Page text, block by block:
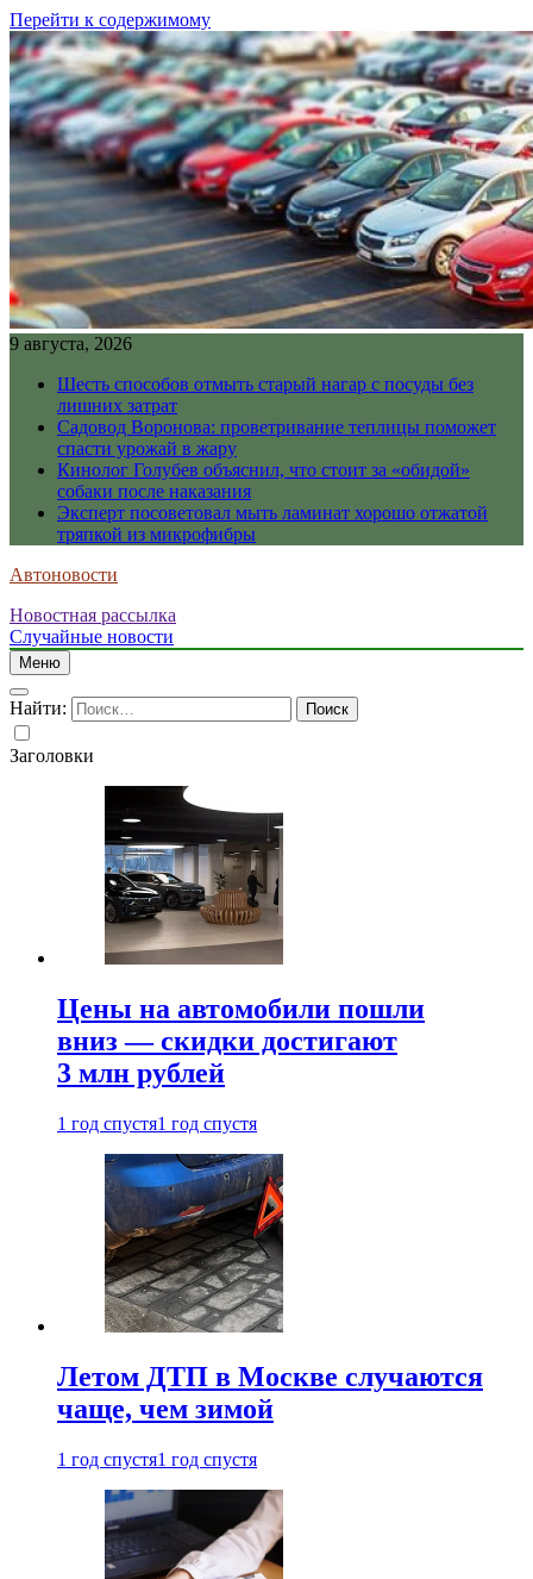
Перейти к содержимому
9 августа, 2026
Шесть способов отмыть старый нагар с посуды без
лишних затрат
Садовод Воронова: проветривание теплицы поможет
спасти урожай в жару
Кинолог Голубев объяснил, что стоит за «обидой»
собаки после наказания
Эксперт посоветовал мыть ламинат хорошо отжатой
тряпкой из микрофибры
Автоновости
Новостная рассылка
Случайные новости
Меню
Найти:
Заголовки
Цены на автомобили пошли
вниз — скидки достигают
3 млн рублей
1 год спустя1 год спустя
Летом ДТП в Москве случаются
чаще, чем зимой
1 год спустя1 год спустя